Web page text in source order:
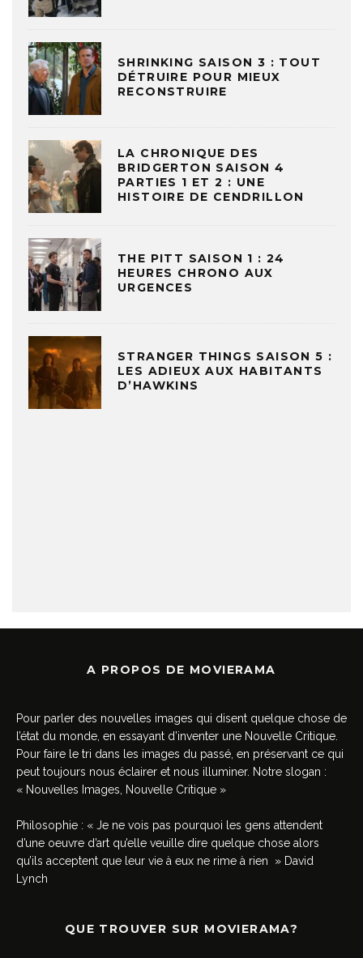
SHRINKING SAISON 3 : TOUT
DÉTRUIRE POUR MIEUX
RECONSTRUIRE
LA CHRONIQUE DES
BRIDGERTON SAISON 4
PARTIES 1 ET 2 : UNE
HISTOIRE DE CENDRILLON
THE PITT SAISON 1 : 24
HEURES CHRONO AUX
URGENCES
STRANGER THINGS SAISON 5 :
LES ADIEUX AUX HABITANTS
D’HAWKINS
A PROPOS DE MOVIERAMA
Pour parler des nouvelles images qui disent quelque chose de
l’état du monde, en essayant d’inventer une Nouvelle Critique.
Pour faire le tri dans les images du passé, en préservant ce qui
peut toujours nous éclairer et nous illuminer. Notre slogan :
« Nouvelles Images, Nouvelle Critique »
Philosophie : « Je ne vois pas pourquoi les gens attendent
d’une oeuvre d’art qu’elle veuille dire quelque chose alors
qu’ils acceptent que leur vie à eux ne rime à rien » David
Lynch
QUE TROUVER SUR MOVIERAMA?